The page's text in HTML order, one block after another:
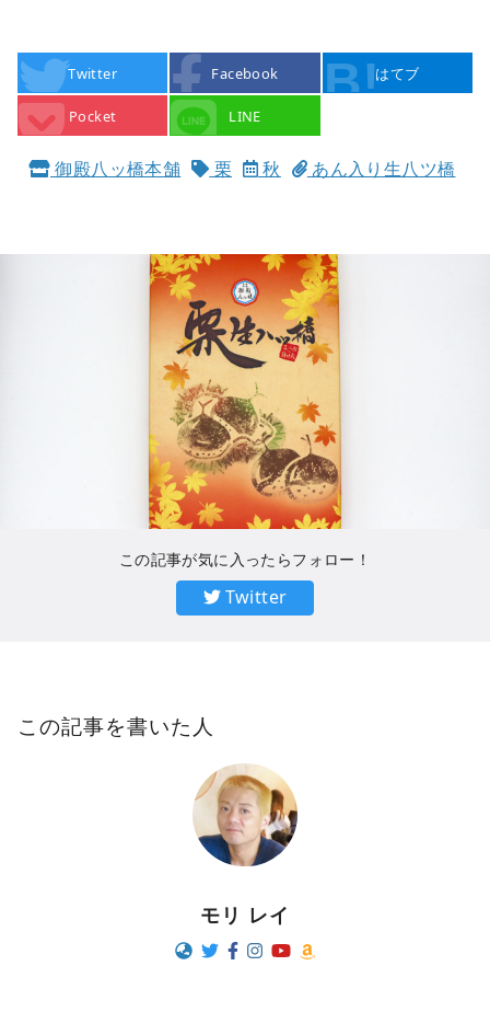
Twitter Facebook はてブ
Pocket LINE
御殿八ッ橋本舗 栗 秋 あん入り生八ツ橋
この記事が気に入ったらフォロー！
Twitter
この記事を書いた人
モリ レイ